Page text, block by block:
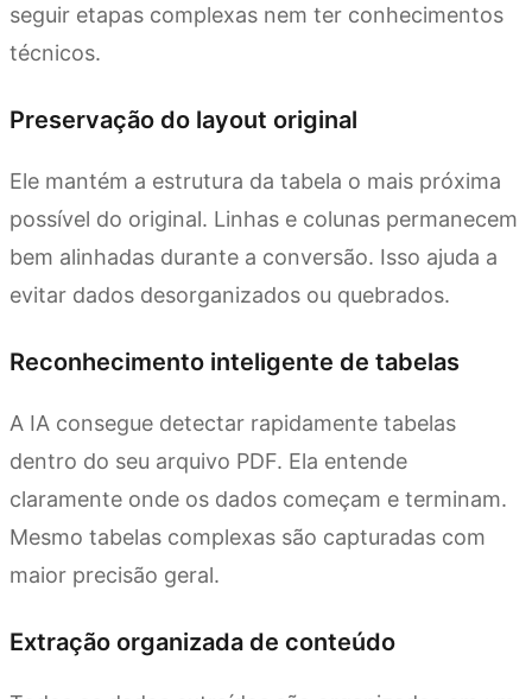
seguir etapas complexas nem ter conhecimentos
técnicos.
Preservação do layout original
Ele mantém a estrutura da tabela o mais próxima
possível do original. Linhas e colunas permanecem
bem alinhadas durante a conversão. Isso ajuda a
evitar dados desorganizados ou quebrados.
Reconhecimento inteligente de tabelas
A IA consegue detectar rapidamente tabelas
dentro do seu arquivo PDF. Ela entende
claramente onde os dados começam e terminam.
Mesmo tabelas complexas são capturadas com
maior precisão geral.
Extração organizada de conteúdo